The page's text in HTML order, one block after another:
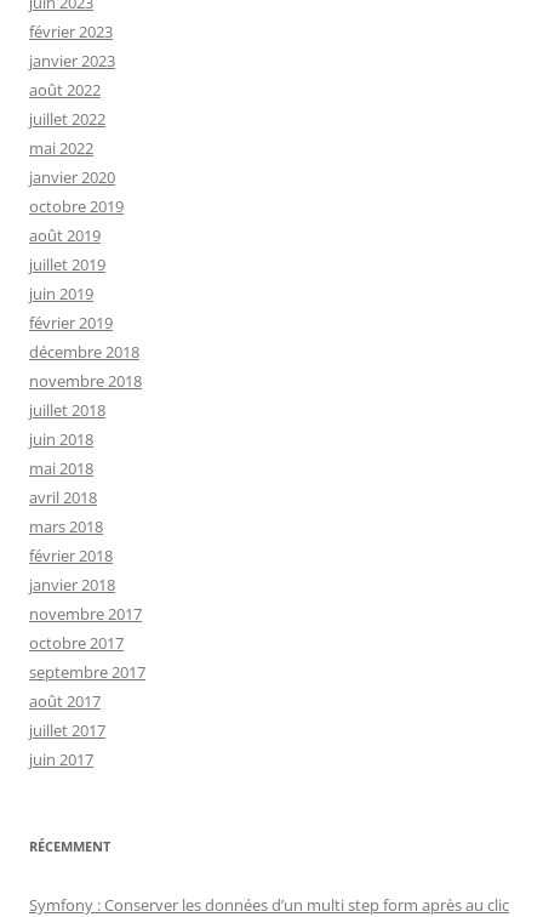
février 2023
janvier 2023
août 2022
juillet 2022
mai 2022
janvier 2020
octobre 2019
août 2019
juillet 2019
juin 2019
février 2019
décembre 2018
novembre 2018
juillet 2018
juin 2018
mai 2018
avril 2018
mars 2018
février 2018
janvier 2018
novembre 2017
octobre 2017
septembre 2017
août 2017
juillet 2017
juin 2017
RÉCEMMENT
Symfony : Conserver les données d’un multi step form après au clic